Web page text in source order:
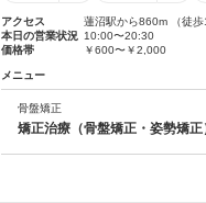
アクセス
蓮沼駅から860m （徒歩
本日の営業状況 10:00〜20:30
価格帯
￥600〜￥2,000
メニュー
骨盤矯正
矯正治療（骨盤矯正・姿勢矯正